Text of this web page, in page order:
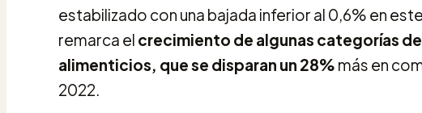
estabilizado con una bajada inferior al 0,6% en
remarca el crecimiento de algunas categorías
alimenticios, que se disparan un 28% más en
2022.